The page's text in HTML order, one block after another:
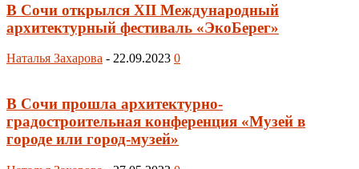
В Сочи открылся XII Международный
архитектурный фестиваль «ЭкоБерег»
Наталья Захарова - 22.09.2023 0
В Сочи прошла архитектурно-
градостроительная конференция «Музей в
городе или город-музей»